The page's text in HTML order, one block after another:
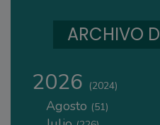
ARCHIVO
2026 (2024)
Agosto (51)